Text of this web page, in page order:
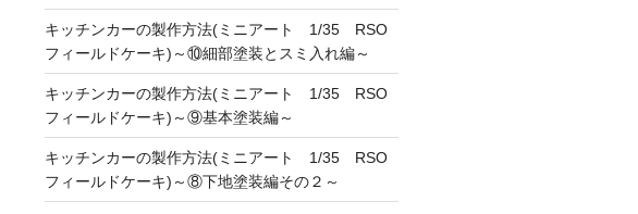
キッチンカーの製作方法(ミニアート 1/35 RSO
フィールドケーキ)～⑩細部塗装とスミ入れ編～
キッチンカーの製作方法(ミニアート 1/35 RSO
フィールドケーキ)～⑨基本塗装編～
キッチンカーの製作方法(ミニアート 1/35 RSO
フィールドケーキ)～⑧下地塗装編その２～